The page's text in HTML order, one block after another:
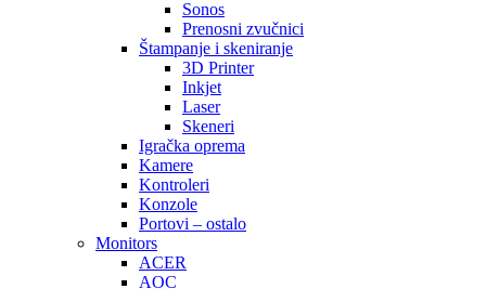
Sonos
Prenosni zvučnici
Štampanje i skeniranje
3D Printer
Inkjet
Laser
Skeneri
Igračka oprema
Kamere
Kontroleri
Konzole
Portovi – ostalo
Monitors
ACER
AOC